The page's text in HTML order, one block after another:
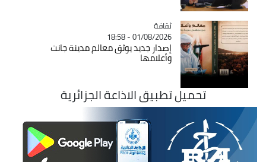
Catégorie
ثقافة
01/08/2026 - 18:58
إصدار جديد يوثق معالم مدينة جانت
وأعلامها
تحميل تطبيق الاذاعة الجزائرية